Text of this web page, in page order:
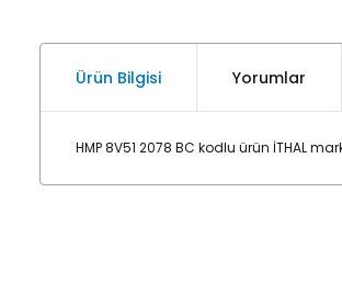
Ürün Bilgisi Yorumlar
HMP 8V51 2078 BC kodlu ürün İTHAL